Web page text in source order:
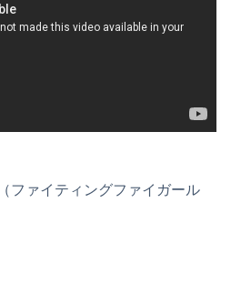
ファイティングファイガール